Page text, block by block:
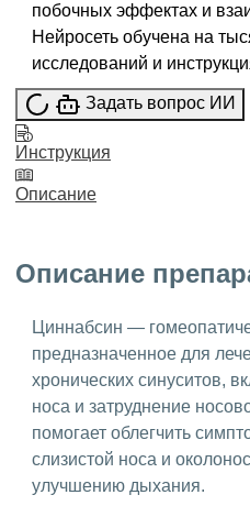
побочных эффектах и
Нейросеть обучена на
исследований и
Задать вопрос ИИ
Инструкция
Описание
Описание
Циннабсин —
предназначенное для
хронических синуситов,
носа и затруднение
помогает облегчить
слизистой носа и
улучшению дыхания.